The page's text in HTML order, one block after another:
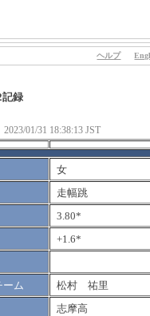
ヘルプ
記録
2023/01/31 18:38:13 JST
女
走幅跳
3.80*
+1.6*
ーム
松村 祐里
志摩高